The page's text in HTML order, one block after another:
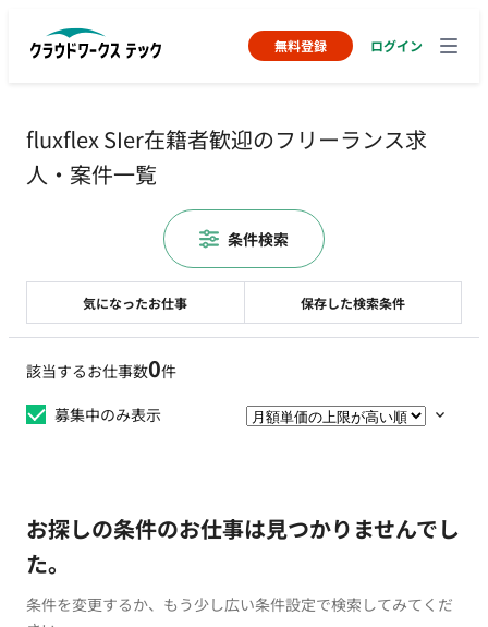
無料登録 ログイン
fluxflex SIer在籍者歓迎のフリーランス求
人・案件一覧
該当するお仕事数0件
募集中のみ表示
お探しの条件のお仕事は見つかりませんでし
た。
条件を変更するか、もう少し広い条件設定で検索してみてくだ
気になったお仕事 保存した検索条件
条件検索